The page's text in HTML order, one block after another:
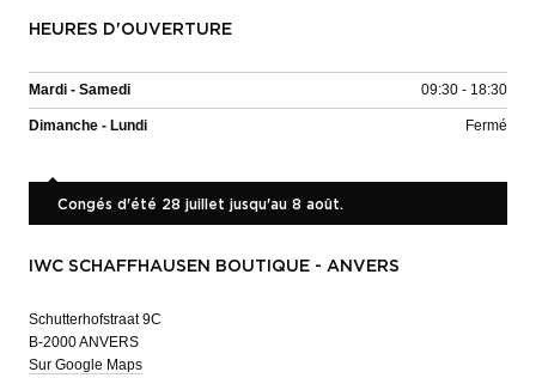
HEURES D'OUVERTURE
Mardi - Samedi 09:30 - 18:30
Dimanche - Lundi Fermé
Congés d'été 28 juillet jusqu'au 8 août.
IWC SCHAFFHAUSEN BOUTIQUE - ANVERS
Schutterhofstraat 9C
B-2000 ANVERS
Sur Google Maps